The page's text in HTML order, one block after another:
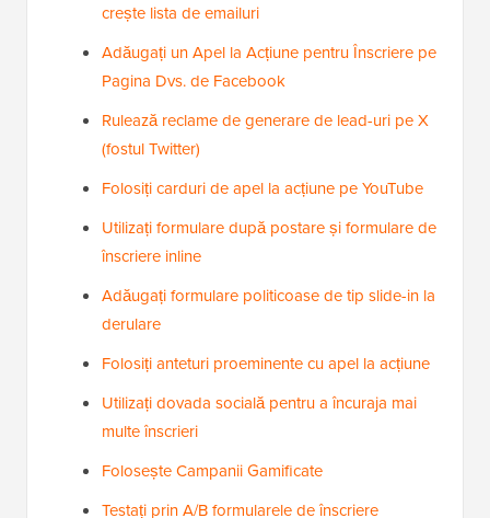
crește lista de emailuri
Adăugați un Apel la Acțiune pentru Înscriere pe
Pagina Dvs. de Facebook
Rulează reclame de generare de lead-uri pe X
(fostul Twitter)
Folosiți carduri de apel la acțiune pe YouTube
Utilizați formulare după postare și formulare de
înscriere inline
Adăugați formulare politicoase de tip slide-in la
derulare
Folosiți anteturi proeminente cu apel la acțiune
Utilizați dovada socială pentru a încuraja mai
multe înscrieri
Folosește Campanii Gamificate
Testați prin A/B formularele de înscriere